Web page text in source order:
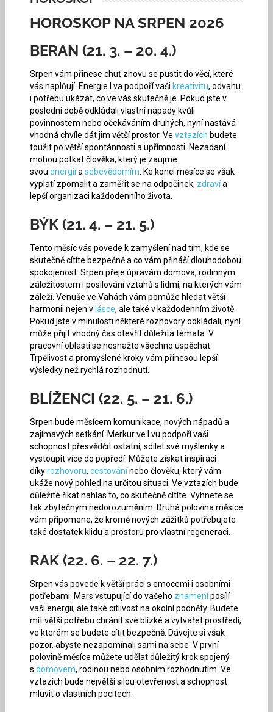
HOROSKOP NA SRPEN 2026
BERAN (21. 3. – 20. 4.)
Srpen vám přinese chuť znovu se pustit do věcí, které
vás naplňují. Energie Lva podpoří vaši kreativitu, odvahu
i potřebu ukázat, co ve vás skutečně je. Pokud jste v
poslední době odkládali vlastní nápady kvůli
povinnostem nebo očekáváním druhých, nyní nastává
vhodná chvíle dát jim větší prostor. Ve vztazích budete
toužit po větší spontánnosti a upřímnosti. Nezadaní
mohou potkat člověka, který je zaujme
svou energiía sebevědomím . Ke konci měsíce se však
vyplatí zpomalit a zaměřit se na odpočinek, zdravía
lepší organizaci každodenního života.
BÝK (21. 4. – 21. 5.)
Tento měsíc vás povede k zamyšlení nad tím, kde se
skutečně cítíte bezpečně a co vám přináší dlouhodobou
spokojenost. Srpen přeje úpravám domova, rodinným
záležitostem i posilování vztahů s lidmi, na kterých vám
záleží. Venuše ve Vahách vám pomůže hledat větší
harmonii nejen v lásce, ale také v každodenním životě.
Pokud jste v minulosti některé rozhovory odkládali, nyní
může přijít vhodný čas otevřít důležitá témata. V
pracovní oblasti se nesnažte všechno uspěchat.
Trpělivost a promyšlené kroky vám přinesou lepší
výsledky než rychlá rozhodnutí.
BLÍŽENCI (22. 5. – 21. 6.)
Srpen bude měsícem komunikace, nových nápadů a
zajímavých setkání. Merkur ve Lvu podpoří vaši
schopnost přesvědčit ostatní, sdílet své myšlenky a
vystoupit více do popředí. Můžete získat inspiraci
díkyrozhovoru, cestovánínebo člověku, který vám
ukáže nový pohled na určitou situaci. Ve vztazích bude
důležité říkat nahlas to, co skutečně cítíte. Vyhnete se
tak zbytečným nedorozuměním. Druhá polovina měsíce
vám připomene, že kromě nových zážitků potřebujete
také dostatek klidu a prostoru pro vlastní regeneraci.
RAK (22. 6. – 22. 7.)
Srpen vás povede k větší práci s emocemi i osobními
potřebami. Mars vstupující do vašeho znameníposílí
vaši energii, ale také citlivost na okolní podněty. Budete
mít větší potřebu chránit své blízké a vytvářet prostředí,
ve kterém se budete cítit bezpečně. Dávejte si však
pozor, abyste nezapomínali sami na sebe. V první
polovině měsíce můžete udělat důležitý krok spojený
s domovem, rodinou nebo osobním rozhodnutím. Ve
vztazích bude největší silou otevřenost a schopnost
mluvit o vlastních pocitech.